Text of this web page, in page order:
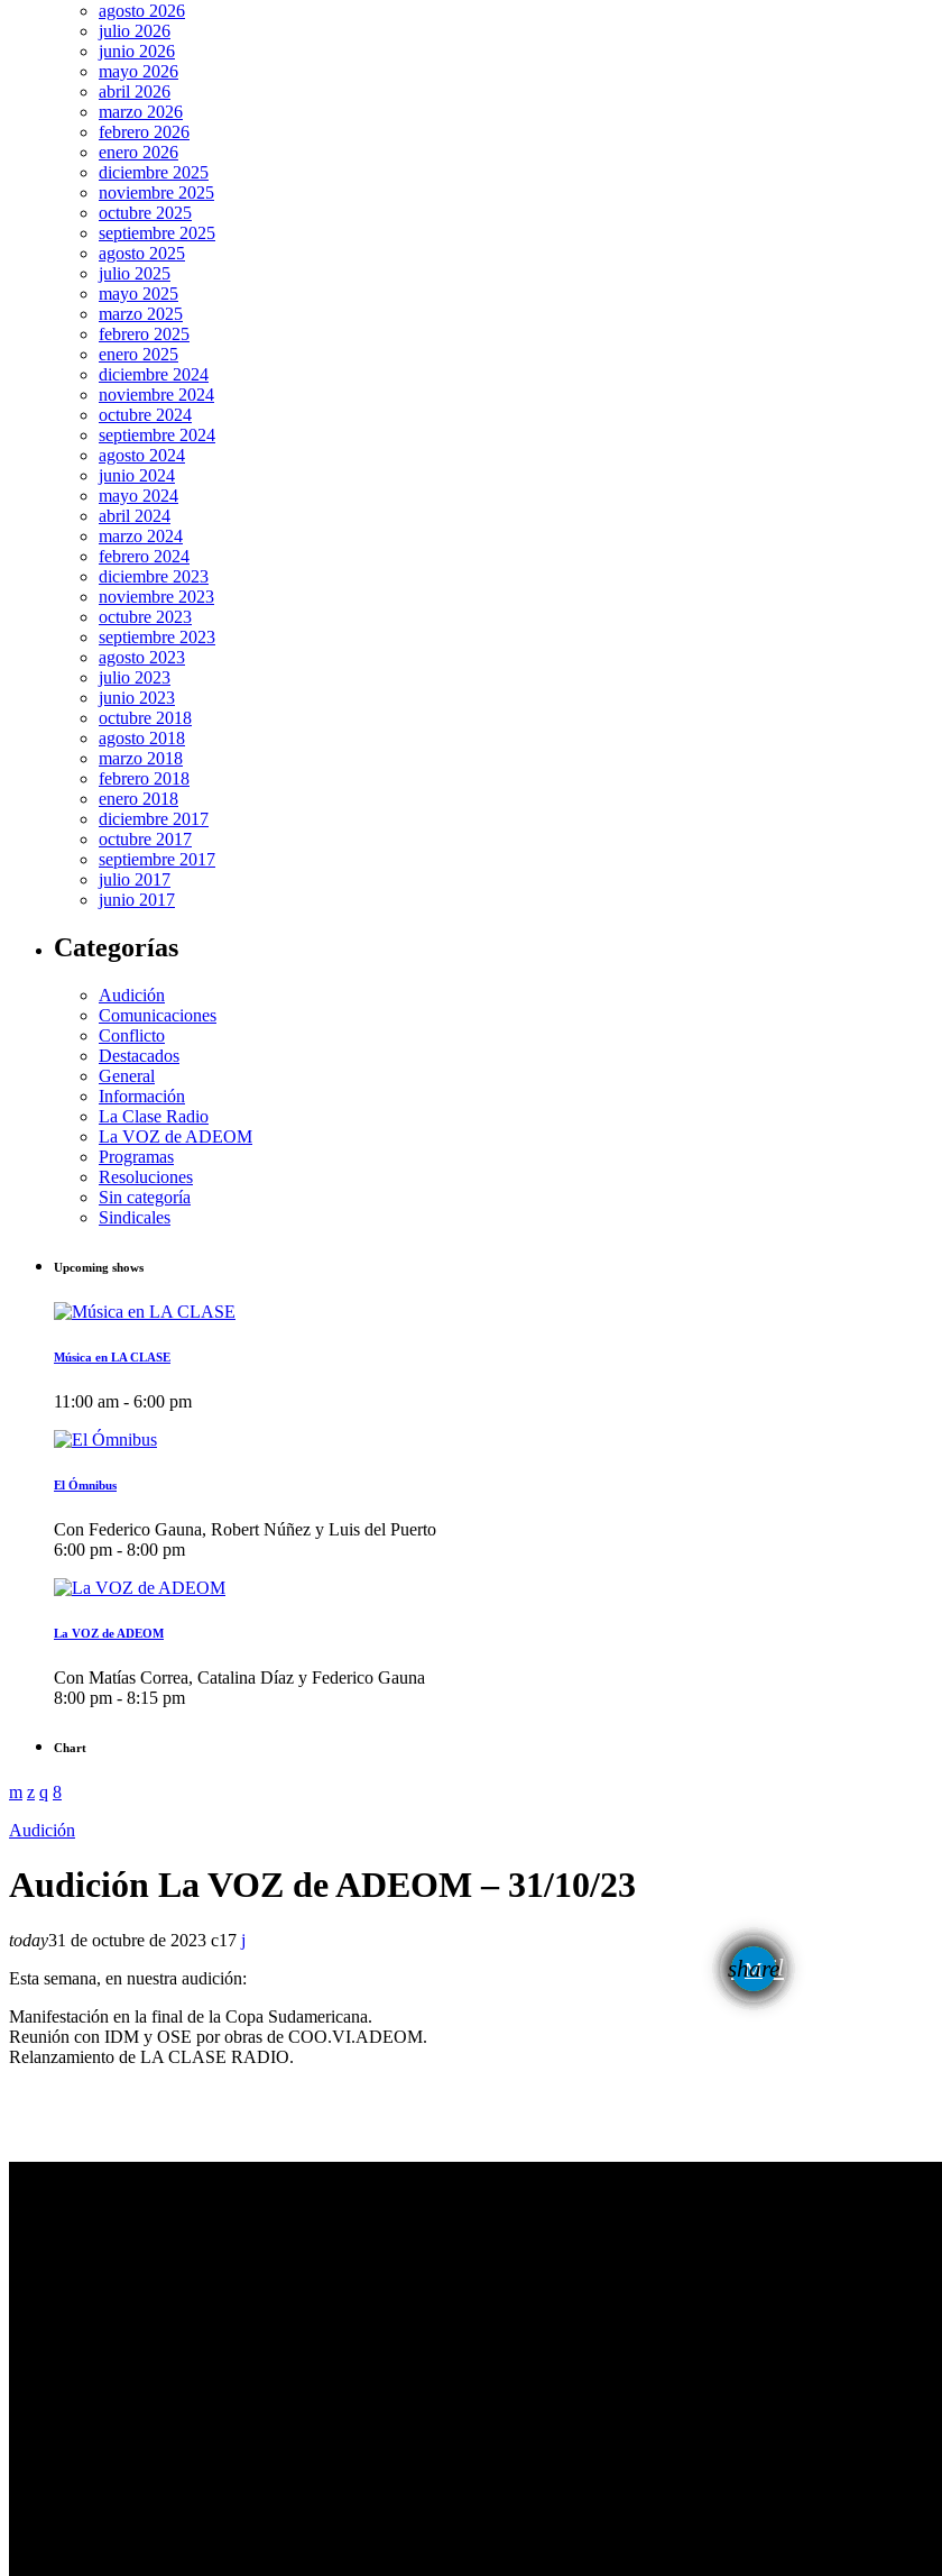
agosto 2026
julio 2026
junio 2026
mayo 2026
abril 2026
marzo 2026
febrero 2026
enero 2026
diciembre 2025
noviembre 2025
octubre 2025
septiembre 2025
agosto 2025
julio 2025
mayo 2025
marzo 2025
febrero 2025
enero 2025
diciembre 2024
noviembre 2024
octubre 2024
septiembre 2024
agosto 2024
junio 2024
mayo 2024
abril 2024
marzo 2024
febrero 2024
diciembre 2023
noviembre 2023
octubre 2023
septiembre 2023
agosto 2023
julio 2023
junio 2023
octubre 2018
agosto 2018
marzo 2018
febrero 2018
enero 2018
diciembre 2017
octubre 2017
septiembre 2017
julio 2017
junio 2017
Categorías
Audición
Comunicaciones
Conflicto
Destacados
General
Información
La Clase Radio
La VOZ de ADEOM
Programas
Resoluciones
Sin categoría
Sindicales
Upcoming shows
Música en LA CLASE
11:00 am - 6:00 pm
El Ómnibus
Con Federico Gauna, Robert Núñez y Luis del Puerto
6:00 pm - 8:00 pm
La VOZ de ADEOM
Con Matías Correa, Catalina Díaz y Federico Gauna
8:00 pm - 8:15 pm
Chart
Audición
Audición La VOZ de ADEOM – 31/10/23
today31 de octubre de 2023 17
share
email
Esta semana, en nuestra audición:
Manifestación en la final de la Copa Sudamericana.
Reunión con IDM y OSE por obras de COO.VI.ADEOM.
Relanzamiento de LA CLASE RADIO.